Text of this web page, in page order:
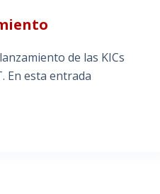
de las KICs
En esta entrada